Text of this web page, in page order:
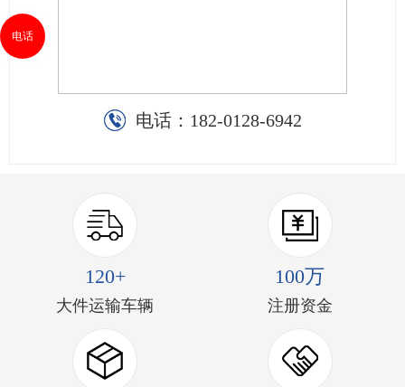
电话： 182-0128-6942
120+
大件运输车辆
100万
注册资金
电话